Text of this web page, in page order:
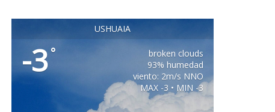
USHUAIA
-3°
broken clouds
93% humedad
viento: 2m/s NNO
MAX -3 • MIN -3